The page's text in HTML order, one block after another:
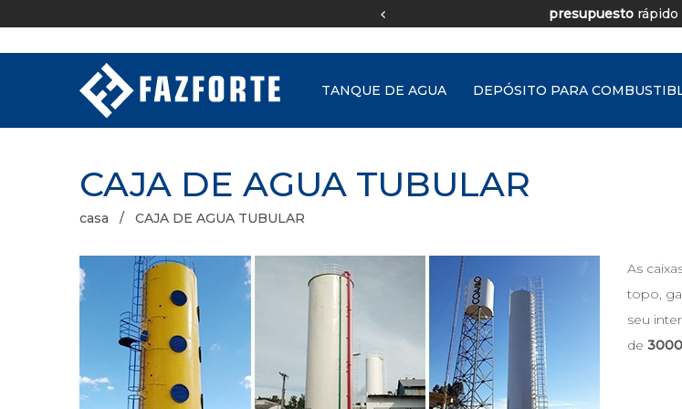
presupuesto rápido
TANQUE DE AGUA DEPÓSITO PARA
CAJA DE AGUA TUBULAR
casa CAJA DE AGUA TUBULAR
As
topo,
seu
de 3000